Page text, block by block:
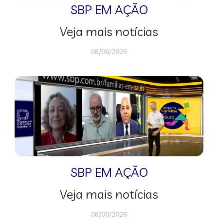
SBP EM AÇÃO
Veja mais notícias
08/06/2026
SBP EM AÇÃO
Veja mais notícias
08/06/2026